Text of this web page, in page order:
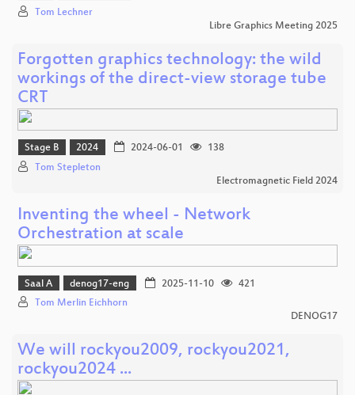
Tom Lechner
Libre Graphics Meeting 2025
Forgotten graphics technology: the wild
workings of the direct-view storage tube
CRT
Stage B 2024 2024-06-01
138
Tom Stepleton
Electromagnetic Field 2024
Inventing the wheel - Network
Orchestration at scale
Saal A denog17-eng 2025-11-10
421
Tom Merlin Eichhorn
DENOG17
We will rockyou2009, rockyou2021,
rockyou2024 ...